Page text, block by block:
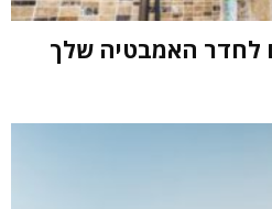
לחדר האמבטיה שלך